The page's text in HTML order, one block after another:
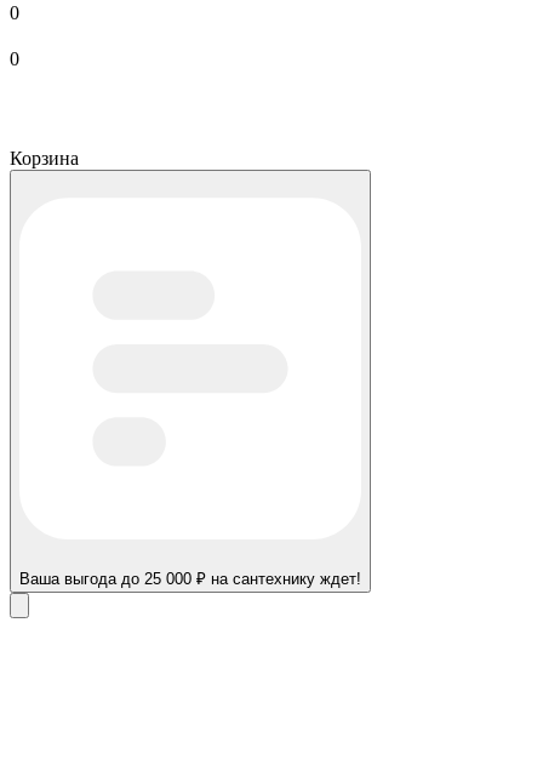
0
0
Корзина
Ваша выгода до 25 000 ₽ на сантехнику ждет!